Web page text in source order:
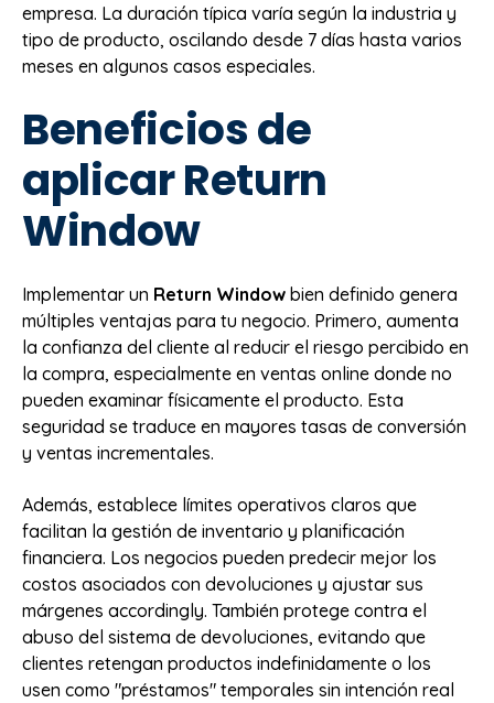
empresa. La duración típica varía según la industria y
tipo de producto, oscilando desde 7 días hasta varios
meses en algunos casos especiales.
Beneficios de
aplicar Return
Window
Implementar un Return Window bien definido genera
múltiples ventajas para tu negocio. Primero, aumenta
la confianza del cliente al reducir el riesgo percibido en
la compra, especialmente en ventas online donde no
pueden examinar físicamente el producto. Esta
seguridad se traduce en mayores tasas de conversión
y ventas incrementales.
Además, establece límites operativos claros que
facilitan la gestión de inventario y planificación
financiera. Los negocios pueden predecir mejor los
costos asociados con devoluciones y ajustar sus
márgenes accordingly. También protege contra el
abuso del sistema de devoluciones, evitando que
clientes retengan productos indefinidamente o los
usen como "préstamos" temporales sin intención real